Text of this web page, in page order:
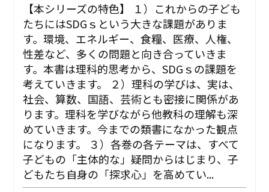
【本シリーズの特色】 １）これからの子ども
たちにはSDGｓという大きな課題がありま
す。環境、エネルギー、食糧、医療、人権、
性差など、多くの問題と向き合っていきま
す。本書は理科的思考から、SDGｓの課題を
考えていきます。 ２）理科の学びは、実は、
社会、算数、国語、芸術とも密接に関係があ
ります。理科を学びながら他教科の理解も深
めていきます。今までの類書になかった観点
になります。 ３）各巻の各テーマは、すべて
子どもの「主体的な」疑問からはじまり、子
どもたち自身の「探求心」を高めてい...